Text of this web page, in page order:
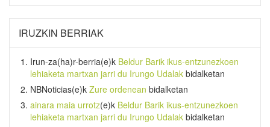
IRUZKIN BERRIAK
Irun-za(ha)r-berria(e)k Beldur Barik ikus-entzunezkoen
lehiaketa martxan jarri du Irungo Udalak bidalketan
NBNoticias(e)k Zure ordenean bidalketan
ainara maia urrotz(e)k Beldur Barik ikus-entzunezkoen
lehiaketa martxan jarri du Irungo Udalak bidalketan